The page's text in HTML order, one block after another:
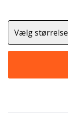
Vælg størrelse